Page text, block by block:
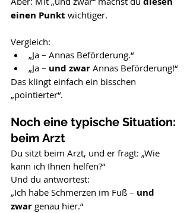
einen Punkt wichtiger.
Vergleich:
„Ja – Annas Beförderung.“
„Ja – und zwar Annas Beförderung!“
Das klingt einfach ein bisschen
„pointierter“.
Noch eine typische Situation:
beim Arzt
Du sitzt beim Arzt, und er fragt: „Wie
kann ich Ihnen helfen?“
Und du antwortest:
„Ich habe Schmerzen im Fuß – und
zwar genau hier.“